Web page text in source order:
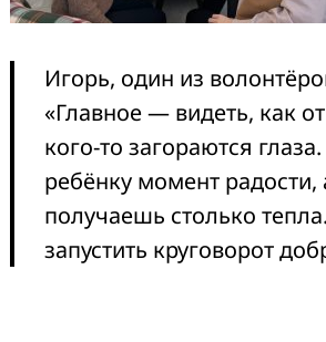
Игорь, один из
«Главное — видеть, как
кого-то загораются
ребёнку момент радости,
получаешь столько
запустить круговорот